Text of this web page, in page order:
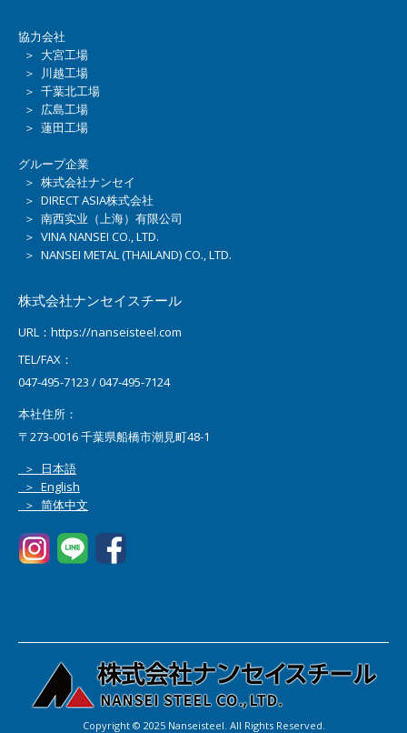
協力会社
＞ 大宮工場
＞ 川越工場
＞ 千葉北工場
＞ 広島工場
＞ 蓮田工場
グループ企業
＞ 株式会社ナンセイ
＞ DIRECT ASIA株式会社
＞ 南西实业（上海）有限公司
＞ VINA NANSEI CO., LTD.
＞ NANSEI METAL (THAILAND) CO., LTD.
株式会社ナンセイスチール
URL：https://nanseisteel.com
TEL/FAX：
047-495-7123 / 047-495-7124
本社住所：
〒273-0016 千葉県船橋市潮見町48-1
＞ 日本語
＞ English
＞ 简体中文
Copyright © 2025 Nanseisteel. All Rights Reserved.